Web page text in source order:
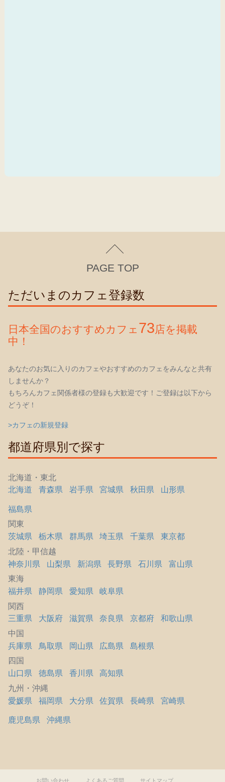
PAGE TOP
ただいまのカフェ登録数
日本全国のおすすめカフェ 73店を掲載
中！
あなたのお気に入りのカフェやおすすめのカフェをみんなと共有
しませんか？
もちろんカフェ関係者様の登録も大歓迎です！ご登録は以下から
どうぞ！
>カフェの新規登録
都道府県別で探す
北海道・東北
北海道
青森県 岩手県 宮城県 秋田県 山形県
福島県
関東
茨城県
栃木県 群馬県 埼玉県 千葉県
東京都
北陸・甲信越
神奈川県
山梨県 新潟県 長野県 石川県
富山県
東海
福井県
静岡県 愛知県
岐阜県
関西
三重県
大阪府 滋賀県 奈良県 京都府
和歌山県
中国
兵庫県
鳥取県 岡山県 広島県
島根県
四国
山口県
徳島県 香川県
高知県
九州・沖縄
愛媛県
福岡県 大分県 佐賀県 長崎県 宮崎県
鹿児島県 沖縄県
お問い合わせ よくあるご質問 サイトマップ